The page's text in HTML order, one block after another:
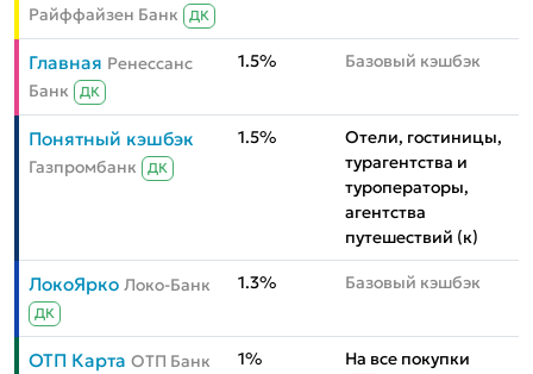
Райффайзен Банк ДК
Главная Ренессанс
Банк
ДК
1.5% Базовый кэшбэк
Понятный кэшбэк
Газпромбанк ДК
1.5%
Отели, гостиницы,
турагентства и
туроператоры,
агентства
путешествий (к)
ЛокоЯрко Локо-Банк
ДК
1.3% Базовый кэшбэк
ОТП Карта ОТП Банк 1% На все покупки